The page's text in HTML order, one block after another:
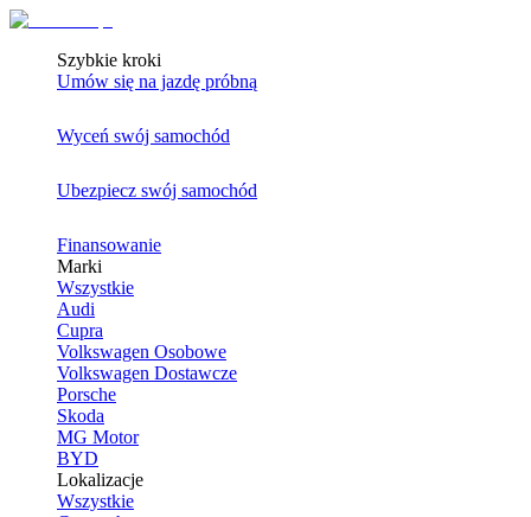
Szybkie kroki
Umów się na jazdę próbną
Wyceń swój samochód
Ubezpiecz swój samochód
Finansowanie
Marki
Wszystkie
Audi
Cupra
Volkswagen Osobowe
Volkswagen Dostawcze
Porsche
Skoda
MG Motor
BYD
Lokalizacje
Wszystkie